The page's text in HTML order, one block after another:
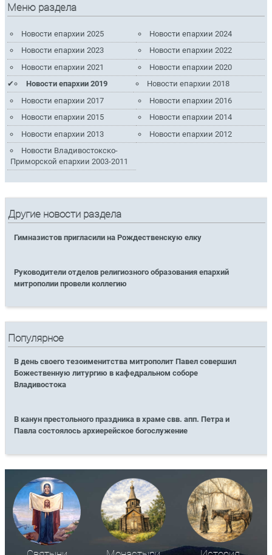
Меню раздела
Новости епархии 2025
Новости епархии 2024
Новости епархии 2023
Новости епархии 2022
Новости епархии 2021
Новости епархии 2020
Новости епархии 2019
Новости епархии 2018
Новости епархии 2017
Новости епархии 2016
Новости епархии 2015
Новости епархии 2014
Новости епархии 2013
Новости епархии 2012
Новости Владивостокско-
Приморской епархии 2003-2011
Другие новости раздела
Гимназистов пригласили на Рождественскую елку
Руководители отделов религиозного образования епархий
митрополии провели коллегию
Популярное
В день своего тезоименитства митрополит Павел совершил
Божественную литургию в кафедральном соборе
Владивостока
В канун престольного праздника в храме свв. апп. Петра и
Павла состоялось архиерейское богослужение